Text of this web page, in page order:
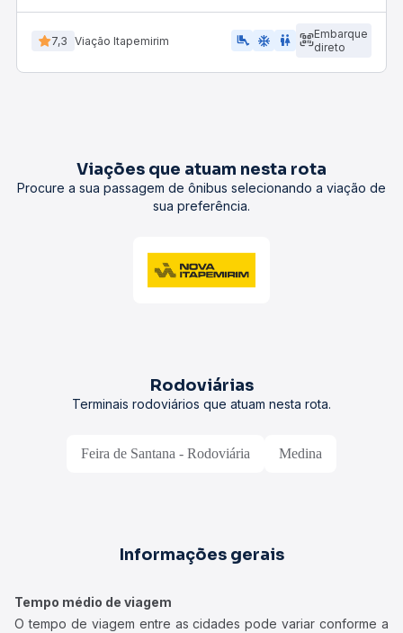
7,3 Viação Itapemirim airline_seat_legroom_extra ac_unit WC
Embarque
direto
Viações que atuam nesta rota
Procure a sua passagem de ônibus selecionando a viação de
sua preferência.
Rodoviárias
Terminais rodoviários que atuam nesta rota.
Feira de Santana - Rodoviária Medina
Informações gerais
Tempo médio de viagem
O tempo de viagem entre as cidades pode variar conforme a